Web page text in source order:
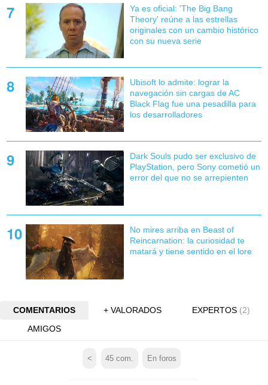
Ya es oficial: 'The Big Bang
Theory' reúne a las estrellas
originales con un cambio histórico
con su nueva serie
Ubisoft lo admite: lograr la
navegación sin cargas de AC
Black Flag fue una pesadilla para
los desarrolladores
Dark Souls pudo ser exclusivo de
PlayStation, pero Sony cometió un
error del que no se arrepienten
No mires arriba en Beast of
Reincarnation: la curiosidad te
matará y tiene sentido en el lore
COMENTARIOS + VALORADOS EXPERTOS (2)
AMIGOS
< 45 com. En foros